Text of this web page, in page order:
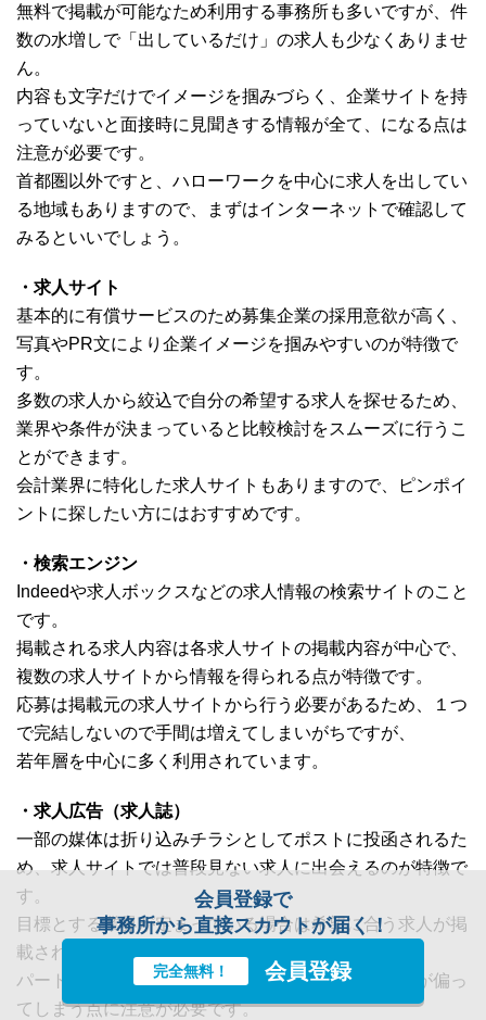
無料で掲載が可能なため利用する事務所も多いですが、件
数の水増しで「出しているだけ」の求人も少なくありませ
ん。
内容も文字だけでイメージを掴みづらく、企業サイトを持
っていないと面接時に見聞きする情報が全て、になる点は
注意が必要です。
首都圏以外ですと、ハローワークを中心に求人を出してい
る地域もありますので、まずはインターネットで確認して
みるといいでしょう。
・求人サイト
基本的に有償サービスのため募集企業の採用意欲が高く、
写真やPR文により企業イメージを掴みやすいのが特徴で
す。
多数の求人から絞込で自分の希望する求人を探せるため、
業界や条件が決まっていると比較検討をスムーズに行うこ
とができます。
会計業界に特化した求人サイトもありますので、ピンポイ
ントに探したい方にはおすすめです。
・検索エンジン
Indeedや求人ボックスなどの求人情報の検索サイトのこと
です。
掲載される求人内容は各求人サイトの掲載内容が中心で、
複数の求人サイトから情報を得られる点が特徴です。
応募は掲載元の求人サイトから行う必要があるため、１つ
で完結しないので手間は増えてしまいがちですが、
若年層を中心に多く利用されています。
・求人広告（求人誌）
一部の媒体は折り込みチラシとしてポストに投函されるた
め、求人サイトでは普段見ない求人に出会えるのが特徴で
す。
目標とする業界が定まっている場合は希望に合う求人が掲
載されていることは少なくなるほか、
パート・アルバイトの掲載が中心で、ある程度業界が偏っ
てしまう点に注意が必要です。
会員登録で
事務所から直接スカウトが届く！
完全無料！ 会員登録